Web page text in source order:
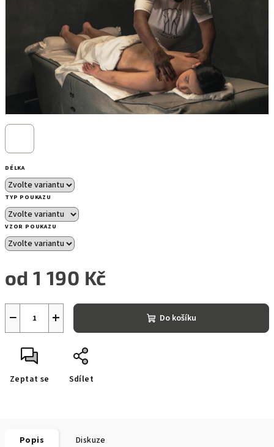
DÉLKA
TYP POUKAZU
VZOR POUKAZU
od1 190 Kč
+
− Do košíku
Zeptat se Sdílet
Popis Diskuze